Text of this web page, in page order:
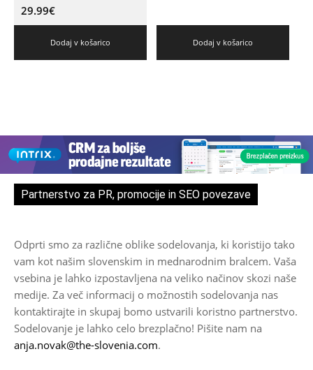
29.99€
Dodaj v košarico Dodaj v košarico
Partnerstvo za PR, promocije in SEO povezave
Odprti smo za različne oblike sodelovanja, ki koristijo tako
vam kot našim slovenskim in mednarodnim bralcem. Vaša
vsebina je lahko izpostavljena na veliko načinov skozi naše
medije. Za več informacij o možnostih sodelovanja nas
kontaktirajte in skupaj bomo ustvarili koristno partnerstvo.
Sodelovanje je lahko celo brezplačno! Pišite nam na
anja.novak@the-slovenia.com.